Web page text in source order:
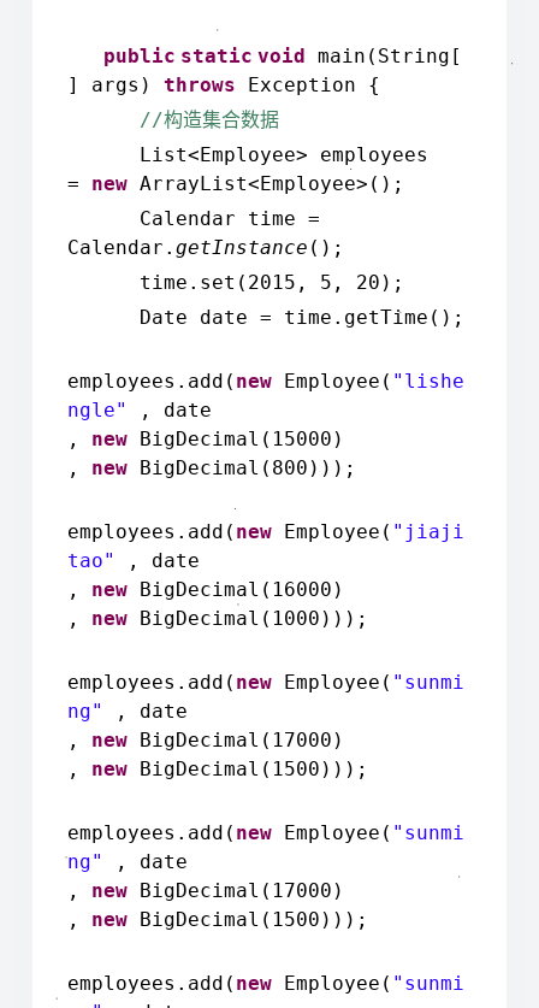
public static void
main(String[
] args) throws Exception {
//构造集合数据
List<Employee> employees
= new ArrayList<Employee>();
Calendar time =
Calendar. getInstance ();
time.set(2015, 5, 20);
Date date = time.getTime();
employees.add( new Employee( "lishe
ngle"
, date
, new BigDecimal(15000)
, new BigDecimal(800)));
employees.add( new Employee( "jiaji
tao"
, date
, new BigDecimal(16000)
, new BigDecimal(1000)));
employees.add( new Employee( "sunmi
ng"
, date
, new BigDecimal(17000)
, new BigDecimal(1500)));
employees.add( new Employee( "sunmi
ng"
, date
, new BigDecimal(17000)
, new BigDecimal(1500)));
employees.add( new Employee( "sunmi